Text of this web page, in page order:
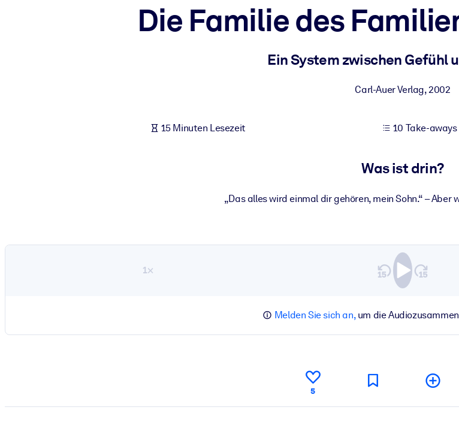
Bereichern Sie Ihre Unternehmensbibliothek mit vertrauenswürdigem, praxisnahem Business-Wissen.
Nutzen Sie verlässliches, strukturiertes Wissen, um die Ergebnisse Ihrer KI-Systeme zu optimieren.
Die Familie des
Ein System zwischen Gefühl
Carl-Auer Verlag,2002
15 Minuten Lesezeit 10 Take-aways
Was ist drin?
„Das alles wird einmal dir gehören, mein Sohn.“ – Aber
1×
Melden Sie sich an,um die
5